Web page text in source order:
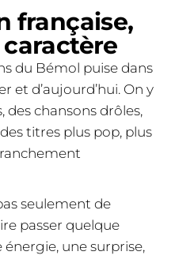
française,
du Bémol puise dans
et d’aujourd’hui. On y
des chansons drôles,
titres plus pop, plus
seulement de
passer quelque
une surprise,